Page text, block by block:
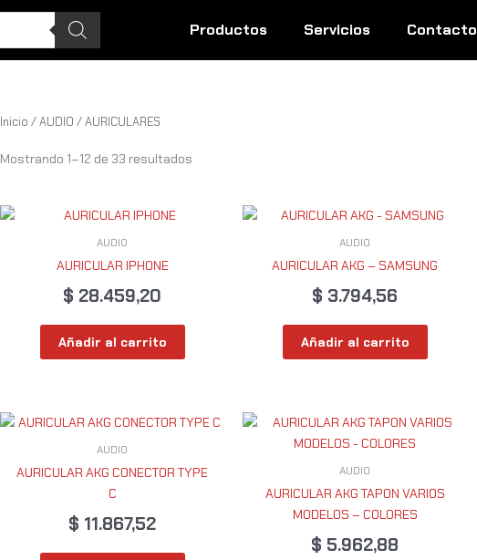
Productos Servicios Contacto
Inicio /AUDIO / AURICULARES
Mostrando 1–12 de 33 resultados
AUDIO
AURICULAR IPHONE
$ 28.459,20
Añadir al carrito
AUDIO
AURICULAR AKG – SAMSUNG
$ 3.794,56
Añadir al carrito
AUDIO
AURICULAR AKG CONECTOR TYPE
C
$ 11.867,52
AUDIO
AURICULAR AKG TAPON VARIOS
MODELOS – COLORES
$ 5.962,88